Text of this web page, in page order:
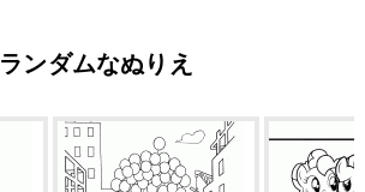
ランダムなぬりえ